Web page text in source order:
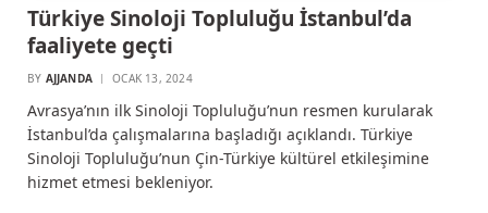
Türkiye Sinoloji Topluluğu İstanbul’da
faaliyete geçti
BY AJJANDA OCAK 13, 2024
Avrasya’nın ilk Sinoloji Topluluğu’nun resmen kurularak
İstanbul’da çalışmalarına başladığı açıklandı. Türkiye
Sinoloji Topluluğu’nun Çin-Türkiye kültürel etkileşimine
hizmet etmesi bekleniyor.